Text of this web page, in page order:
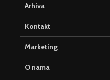
Arhiva
Kontakt
Marketing
O nama